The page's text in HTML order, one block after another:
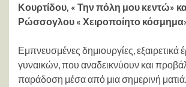
Κουρτίδου, « Την πόλη μου κεντώ»
Ρώσσογλου « Χειροποίητο
Εμπνευσμένες δημιουργίες, εξαιρετικά
γυναικών, που αναδεικνύουν και
παράδοση μέσα από μια σημερινή